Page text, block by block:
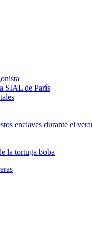
SIAL de París
enclaves durante el
la tortuga boba